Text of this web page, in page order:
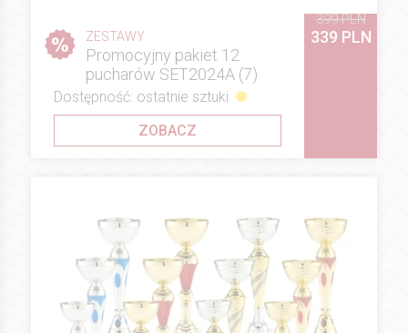
ZESTAWY
Promocyjny pakiet 12
pucharów SET2024A (7)
399 PLN
339 PLN
Dostępność: ostatnie sztuki
ZOBACZ